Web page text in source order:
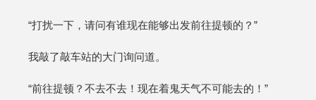
“打扰一下，请问有谁现在能够出发前往提顿的？”
我敲了敲车站的大门询问道。
“前往提顿？不去不去！现在着鬼天气不可能去的！”